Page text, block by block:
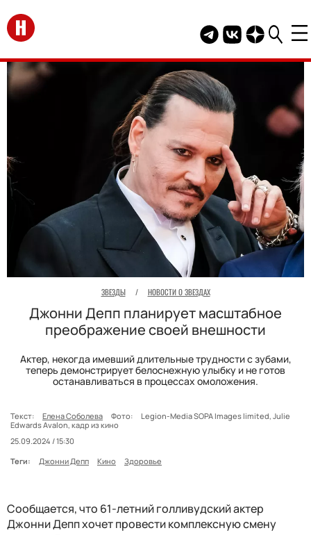
Перейти на главную
Telegram канал
Группа HELLO
Канал
ЗВЕЗДЫ / НОВОСТИ О ЗВЕЗДАХ
Джонни Депп планирует масштабное
преображение своей внешности
Актер, некогда имевший длительные трудности с зубами,
теперь демонстрирует белоснежную улыбку и не готов
останавливаться в процессах омоложения.
Текст: Елена Соболева Фото:
Legion-Media SOPA Images limited, Julie
Edwards Avalon, кадр из кино
25.09.2024 / 15:30
Теги:
Джонни Депп Кино Здоровье
Сообщается, что 61-летний голливудский актер
Джонни Депп хочет провести комплексную смену